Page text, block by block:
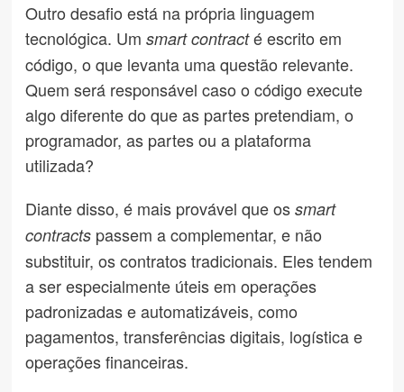
Outro desafio está na própria linguagem
tecnológica. Um smart contracté escrito em
código, o que levanta uma questão relevante.
Quem será responsável caso o código execute
algo diferente do que as partes pretendiam, o
programador, as partes ou a plataforma
utilizada?
Diante disso, é mais provável que os smart
contractspassem a complementar, e não
substituir, os contratos tradicionais. Eles tendem
a ser especialmente úteis em operações
padronizadas e automatizáveis, como
pagamentos, transferências digitais, logística e
operações financeiras.